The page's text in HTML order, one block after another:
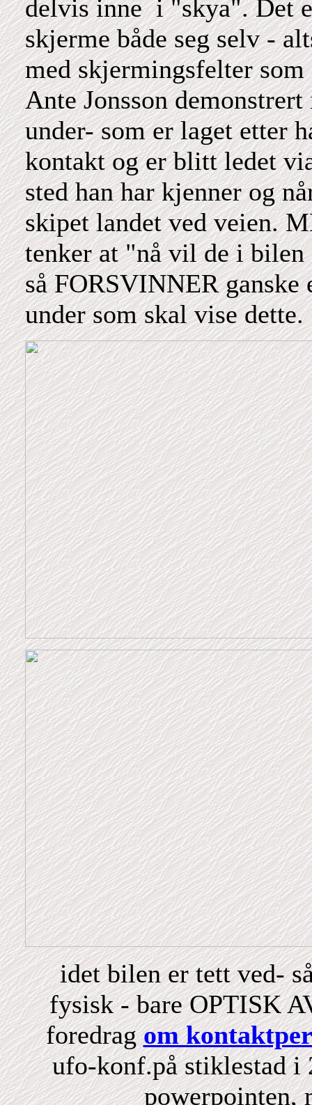
delvis inne i "skya". Det
skjerme både seg selv -
med skjermingsfelter
Ante Jonsson
under- som er laget etter
kontakt og er blitt ledet
sted han har kjenner og
skipet landet ved veien.
tenker at "nå vil de i
så FORSVINNER
under som skal vise dette.
idet bilen er tett ved-
fysisk - bare OPTISK
foredragom
ufo-konf.på stiklestad i
powerpointen,